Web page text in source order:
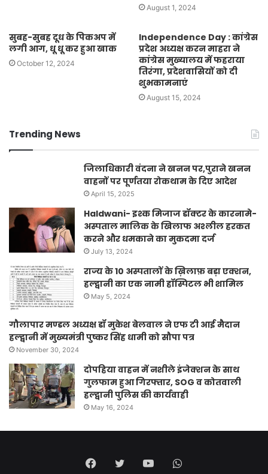
August 1, 2024
सुबह-सुबह दूध के पिकअप में
लगी आग, धू धू कर हुआ खाक
October 12, 2024
Independence Day : कांग्रेस
प्रदेश अध्यक्ष करन माहरा ने
कांग्रेस मुख्यालय में फहराया
तिरंगा, प्रदेशवासियों को दी
शुभकामनाएं
August 15, 2024
Trending News
जिलाधिकारी वंदना ने खनन पर,पुराने खनन
वाहनों पर पूर्णतया रोकथाम के दिए आदेश
April 15, 2025
Haldwani- इश्क मिजाज डॉक्टर के कारनामे-
अस्पताल मालिक के खिलाफ अश्लील हरकत
करने और धमकाने का मुकदमा दर्ज
July 13, 2024
राज्य के 10 अस्पतालों के ख़िलाफ़ बड़ा एक्शन,
हल्द्वानी का एक नामी हॉस्पिटल भी शामिल
May 5, 2024
गौलापार मण्डल अध्यक्ष डॉ मुकेश बेलवाल ने एफ टी आई मैदान
हल्द्वानी में मुख्यमंत्री पुष्कर सिंह धामी को सौपा पत्र
November 30, 2024
दोपहिया वाहन में नशीले इंजेक्शन के साथ
गुलफाम हुआ गिरफ्तार, SOG व कोतवाली
हल्द्वानी पुलिस की कार्यवाही
May 16, 2024
Facebook
TwitterYouTubeWhatsApp